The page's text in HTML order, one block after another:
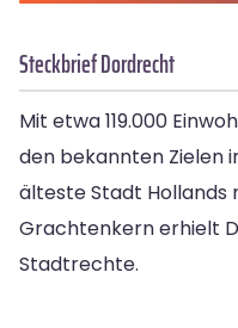
Steckbrief Dordrecht
Mit etwa 119.000
den bekannten Zielen
älteste Stadt Hollands
Grachtenkern erhielt
Stadtrechte.